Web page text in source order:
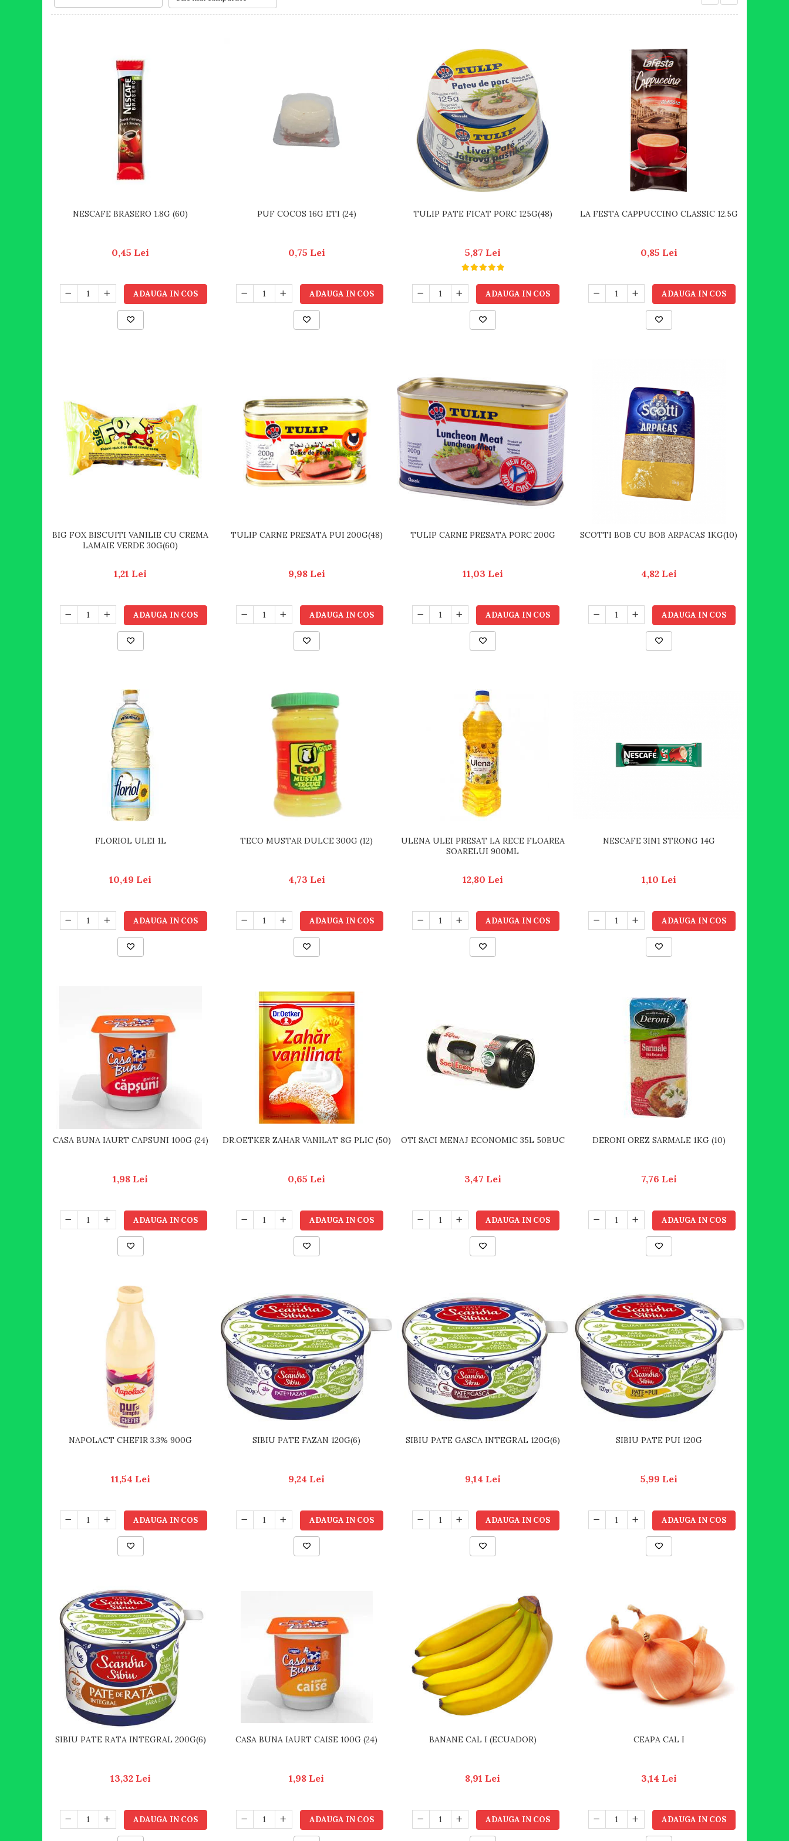
NESCAFE BRASERO 1.8G (60)
0,45 Lei
ADAUGA IN COS
PUF COCOS 16G ETI (24)
0,75 Lei
ADAUGA IN COS
TULIP PATE FICAT PORC 125G(48)
5,87 Lei
ADAUGA IN COS
LA FESTA CAPPUCCINO CLASSIC 12.5G
0,85 Lei
ADAUGA IN COS
BIG FOX BISCUITI VANILIE CU CREMA
LAMAIE VERDE 30G(60)
1,21 Lei
ADAUGA IN COS
TULIP CARNE PRESATA PUI 200G(48)
9,98 Lei
ADAUGA IN COS
TULIP CARNE PRESATA PORC 200G
11,03 Lei
ADAUGA IN COS
SCOTTI BOB CU BOB ARPACAS 1KG(10)
4,82 Lei
ADAUGA IN COS
FLORIOL ULEI 1L
10,49 Lei
ADAUGA IN COS
TECO MUSTAR DULCE 300G (12)
4,73 Lei
ADAUGA IN COS
ULENA ULEI PRESAT LA RECE FLOAREA
SOARELUI 900ML
12,80 Lei
ADAUGA IN COS
NESCAFE 3IN1 STRONG 14G
1,10 Lei
ADAUGA IN COS
CASA BUNA IAURT CAPSUNI 100G (24)
1,98 Lei
ADAUGA IN COS
DR.OETKER ZAHAR VANILAT 8G PLIC (50)
0,65 Lei
ADAUGA IN COS
OTI SACI MENAJ ECONOMIC 35L 50BUC
3,47 Lei
ADAUGA IN COS
DERONI OREZ SARMALE 1KG (10)
7,76 Lei
ADAUGA IN COS
NAPOLACT CHEFIR 3.3% 900G
11,54 Lei
ADAUGA IN COS
SIBIU PATE FAZAN 120G(6)
9,24 Lei
ADAUGA IN COS
SIBIU PATE GASCA INTEGRAL 120G(6)
9,14 Lei
ADAUGA IN COS
SIBIU PATE PUI 120G
5,99 Lei
ADAUGA IN COS
SIBIU PATE RATA INTEGRAL 200G(6)
13,32 Lei
ADAUGA IN COS
CASA BUNA IAURT CAISE 100G (24)
1,98 Lei
ADAUGA IN COS
BANANE CAL I (ECUADOR)
8,91 Lei
ADAUGA IN COS
CEAPA CAL I
3,14 Lei
ADAUGA IN COS